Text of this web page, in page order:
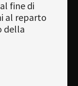
fine di
al reparto
della